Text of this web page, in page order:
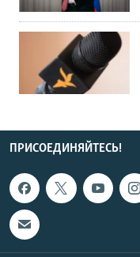
ПРИСОЕДИНЯЙТЕСЬ!